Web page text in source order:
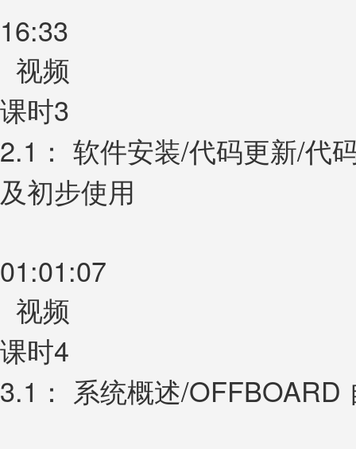
16:33
视频
课时3
2.1： 软件安装/代码更新/代
及初步使用
01:01:07
视频
课时4
3.1： 系统概述/OFFBOARD